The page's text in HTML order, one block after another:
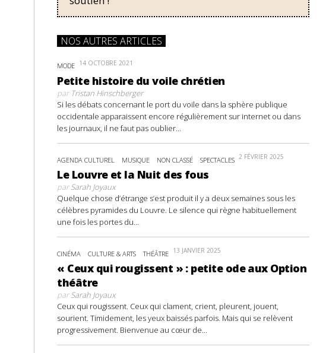
NOS AUTRES ARTICLES
MODE 14 OCTOBRE 2021
Petite histoire du voile chrétien
parTristan Hinschberger
Si les débats concernant le port du voile dans la sphère publique
occidentale apparaissent encore régulièrement sur internet ou dans
les journaux, il ne faut pas oublier...
AGENDA CULTUREL MUSIQUE NON CLASSÉ SPECTACLES 2 FÉVRIER 2025
Le Louvre et la Nuit des fous
parSarah Joyaux
Quelque chose d’étrange s’est produit il y a deux semaines sous les
célèbres pyramides du Louvre. Le silence qui règne habituellement
une fois les portes du...
CINÉMA CULTURE & ARTS THÉÂTRE 13 JANVIER 2025
« Ceux qui rougissent » : petite ode aux Option
théâtre
parSarah Joyaux
Ceux qui rougissent. Ceux qui clament, crient, pleurent, jouent,
sourient. Timidement, les yeux baissés parfois. Mais qui se relèvent
progressivement. Bienvenue au cœur de...